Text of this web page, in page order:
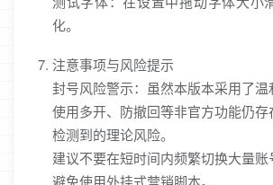
化。
注意事项与风险提示
封号风险警示：虽然本版本采用了
使用多开、防撤回等非官方功能仍
检测到的理论风险。
建议不要在短时间内频繁切换大量账
避免使用外挂式营销脚本。